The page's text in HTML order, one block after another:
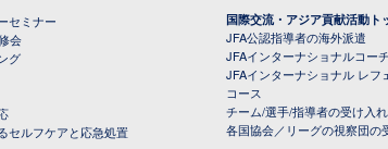
セミナー
会
グ
セルフケアと応急処置
国際交流・アジア貢献活動ト
JFA公認指導者の海外派遣
JFAインターナショナルコー
JFAインターナショナル レフ
コース
チーム/選手/指導者の受け入れ
各国協会／リーグの視察団の